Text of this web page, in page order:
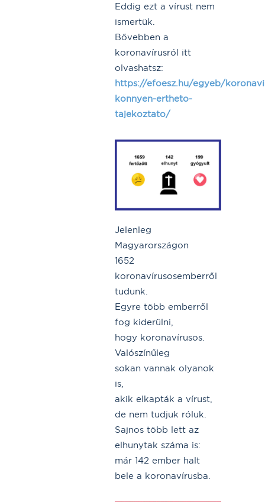
Eddig ezt a vírust nem
ismertük.
Bővebben a
koronavírusról itt
olvashatsz:
https://efoesz.hu/egyeb/
konnyen-ertheto-
tajekoztato/
Jelenleg
Magyarországon
1652
koronavírusosemberről
tudunk.
Egyre több emberről
fog kiderülni,
hogy koronavírusos.
Valószínűleg
sokan vannak olyanok
is,
akik elkapták a vírust,
de nem tudjuk róluk.
Sajnos több lett az
elhunytak száma is:
már 142 ember halt
bele a koronavírusba.